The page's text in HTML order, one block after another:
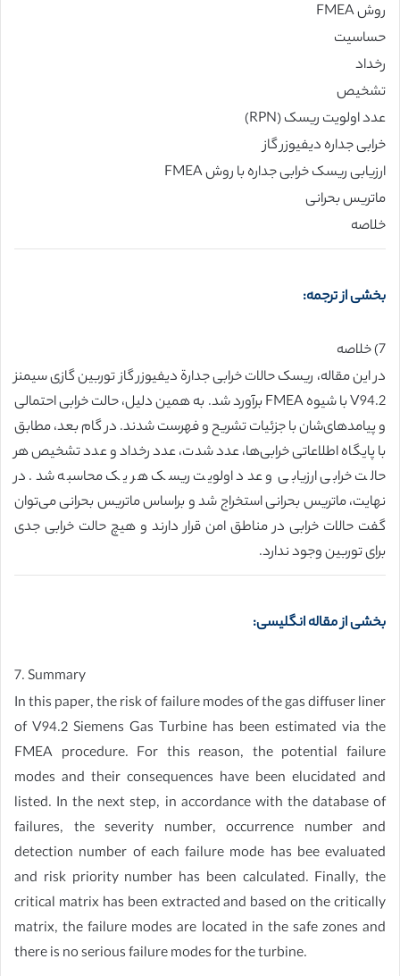
روش FMEA
حساسیت
رخداد
تشخیص
عدد اولویت ریسک (RPN)
خرابی جداره دیفیوزر گاز
ارزیابی ریسک خرابی جداره با روش FMEA
ماتریس بحرانی
خلاصه
بخشی از ترجمه:
7) خلاصه
در این مقاله، ریسک حالات خرابی جدار‌ة دیفیوزر گاز توربین گازی سیمنز
V94.2 با شیوه FMEA برآورد شد. به همین دلیل، حالت خرابی احتمالی
و پیامدهای‌شان با جزئیات تشریح و فهرست شدند. در گام بعد، مطابق
با پایگاه اطلاعاتی خرابی‌ها، عدد شدت، عدد رخداد و عدد تشخیص هر
حالت خرابی ارزیابی و عدد اولویت ریسک هر یک محاسبه شد. در
نهایت، ماتریس بحرانی استخراج شد و براساس ماتریس بحرانی می‌توان
گفت حالات خرابی در مناطق امن قرار دارند و هیچ حالت خرابی جدی
برای توربین وجود ندارد.
بخشی از مقاله انگلیسی:
7. Summary
In this paper, the risk of failure modes of the gas diffuser liner
of V94.2 Siemens Gas Turbine has been estimated via the
FMEA procedure. For this reason, the potential failure
modes and their consequences have been elucidated and
listed. In the next step, in accordance with the database of
failures, the severity number, occurrence number and
detection number of each failure mode has bee evaluated
and risk priority number has been calculated. Finally, the
critical matrix has been extracted and based on the critically
matrix, the failure modes are located in the safe zones and
there is no serious failure modes for the turbine.